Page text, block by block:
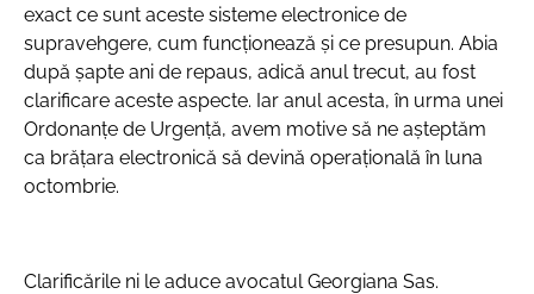
exact ce sunt aceste sisteme electronice de
supravehgere, cum funcționează și ce presupun. Abia
după șapte ani de repaus, adică anul trecut, au fost
clarificare aceste aspecte. Iar anul acesta, în urma unei
Ordonanțe de Urgență, avem motive să ne așteptăm
ca brățara electronică să devină operațională în luna
octombrie.
Clarificările ni le aduce avocatul Georgiana Sas.